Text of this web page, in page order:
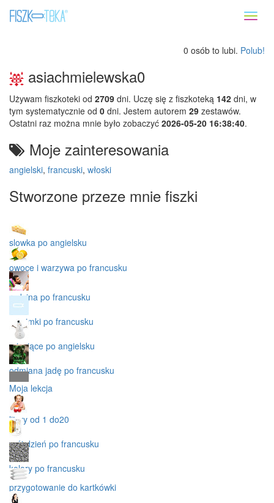
0 osób to lubi. Polub!
asiachmielewska0
Używam fiszkoteki od 2709 dni. Uczę się z fiszkoteką 142 dni, w
tym systematycznie od 0 dni. Jestem autorem 29 zestawów.
Ostatni raz można mnie było zobaczyć 2026-05-20 16:38:40.
Moje zainteresowania
angielski, francuski, włoski
Stworzone przeze mnie fiszki
slowka po angielsku
owoce i warzywa po francusku
rodzina po francusku
przyimki po francusku
miesiące po angielsku
odmiana jadę po francusku
Moja lekcja
litery od 1 do20
mój dzień po francusku
kolory po francusku
przygotowanie do kartkówki